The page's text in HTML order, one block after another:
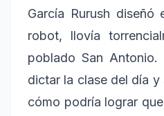
García Rurush
robot, llovía
poblado San
dictar la clase del día y
cómo podría lograr